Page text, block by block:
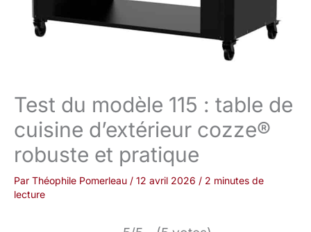
Test du modèle 115 : table de
cuisine d’extérieur cozze®
robuste et pratique
Par Théophile Pomerleau / 12 avril 2026 / 2 minutes de
lecture